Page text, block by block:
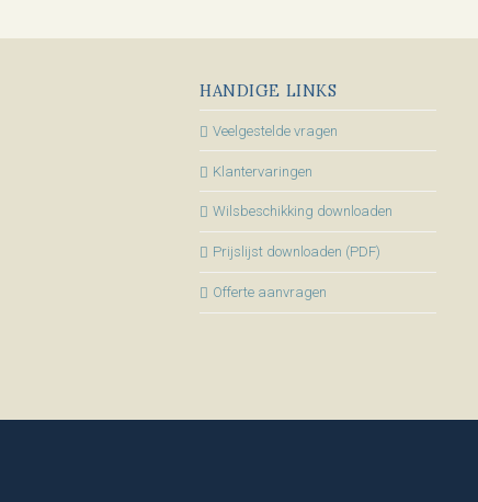
HANDIGE LINKS
Veelgestelde vragen
Klantervaringen
Wilsbeschikking downloaden
Prijslijst downloaden (PDF)
Offerte aanvragen